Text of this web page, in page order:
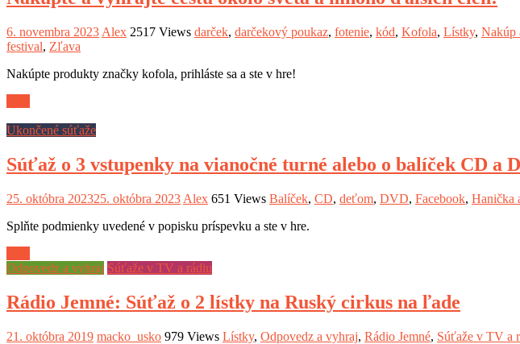
6. novembra 2023 Alex 2517 Views darček, darčekový poukaz, fotenie, kód, Kofola, Lístky, Nakúp
festival, Zľava
Nakúpte produkty značky kofola, prihláste sa a ste v hre!
Ukončené súťaže
Súťaž o 3 vstupenky na vianočné turné alebo o balíček CD a
25. októbra 202325. októbra 2023 Alex 651 Views Balíček, CD, deťom, DVD, Facebook, Hanička
Splňte podmienky uvedené v popisku príspevku a ste v hre.
Odpovedz a vyhraj Súťaže v TV a rádiu
Rádio Jemné: Súťaž o 2 lístky na Ruský cirkus na ľade
21. októbra 2019 macko_usko 979 Views Lístky, Odpovedz a vyhraj, Rádio Jemné, Súťaže v TV a